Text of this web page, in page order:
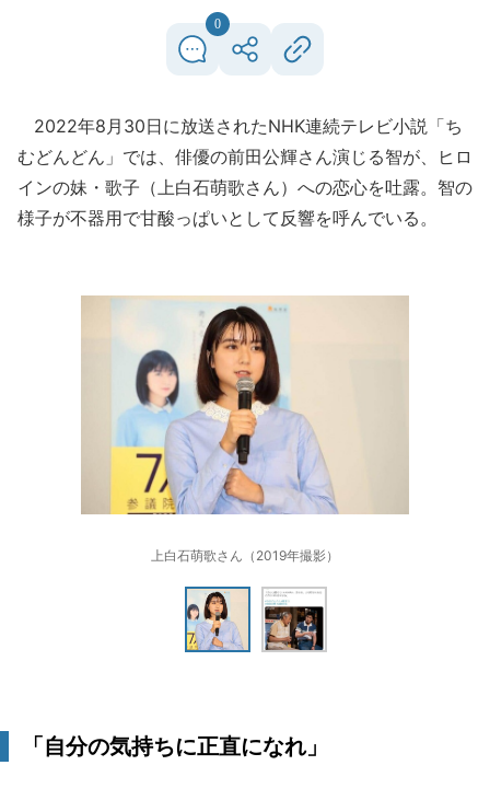
0
2022年8月30日に放送されたNHK連続テレビ小説「ち
むどんどん」では、俳優の前田公輝さん演じる智が、ヒロ
インの妹・歌子（上白石萌歌さん）への恋心を吐露。智の
様子が不器用で甘酸っぱいとして反響を呼んでいる。
上白石萌歌さん（2019年撮影）
「自分の気持ちに正直になれ」